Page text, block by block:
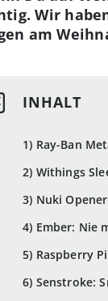
1) Ray-Ban
2) Withings
3) Nuki
4) Ember: Nie
5) Raspberry
6) Senstroke:
Wir
am